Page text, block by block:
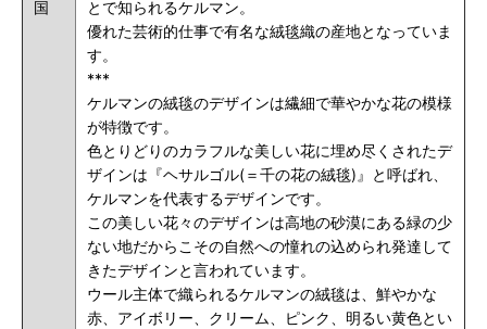
国
とで知られるケルマン。
優れた芸術的仕事で有名な絨毯織の産地となっていま
す。
***
ケルマンの絨毯のデザインは繊細で華やかな花の模様
が特徴です。
色とりどりのカラフルな美しい花に埋め尽くされたデ
ザインは『ヘサルゴル(＝千の花の絨毯)』と呼ばれ、
ケルマンを代表するデザインです。
この美しい花々のデザインは高地の砂漠にある緑の少
ない地だからこその自然への憧れの込められ発達して
きたデザインと言われています。
ウール主体で織られるケルマンの絨毯は、鮮やかな
赤、アイボリー、クリーム、ピンク、明るい黄色とい